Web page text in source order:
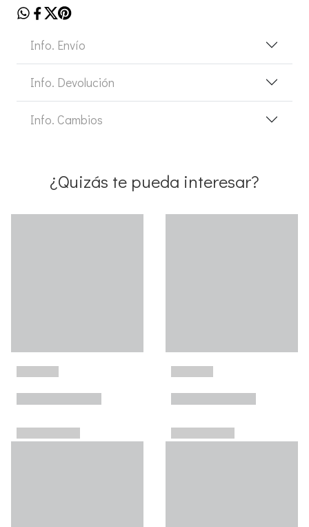
Info. Envío
Info. Devolución
Info. Cambios
¿Quizás te pueda interesar?